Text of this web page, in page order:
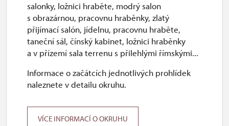
salonky, ložnici hraběte, modrý salon
s obrazárnou, pracovnu hraběnky, zlatý
přijímací salón, jídelnu, pracovnu hraběte,
taneční sál, čínský kabinet, ložnici hraběnky
a v přízemí sala terrenu s přilehlými římskými...
Informace o začátcích jednotlivých prohlídek
naleznete v detailu okruhu.
VÍCE INFORMACÍ O OKRUHU